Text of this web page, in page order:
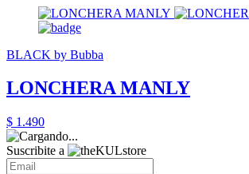
BLACK by Bubba
LONCHERA MANLY
$ 1.490
Suscribite a